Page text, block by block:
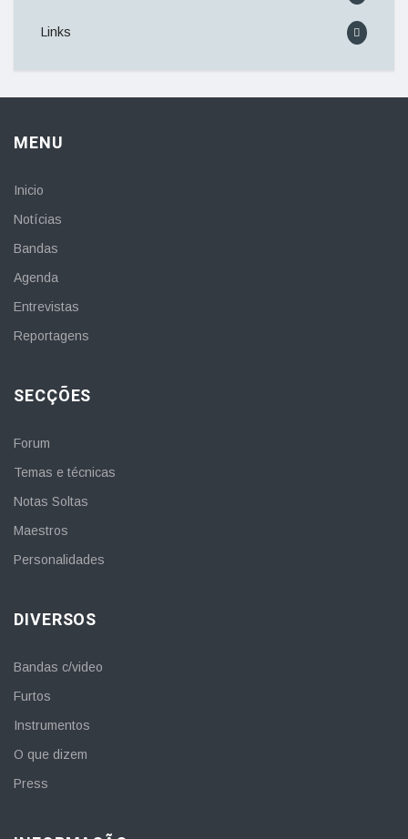
Links
MENU
Inicio
Notícias
Bandas
Agenda
Entrevistas
Reportagens
SECÇÕES
Forum
Temas e técnicas
Notas Soltas
Maestros
Personalidades
DIVERSOS
Bandas c/video
Furtos
Instrumentos
O que dizem
Press